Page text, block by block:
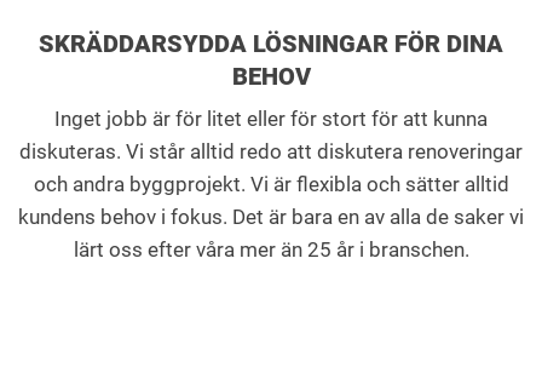
SKRÄDDARSYDDA LÖSNINGAR FÖR DINA
BEHOV
Inget jobb är för litet eller för stort för att kunna
diskuteras. Vi står alltid redo att diskutera renoveringar
och andra byggprojekt. Vi är flexibla och sätter alltid
kundens behov i fokus. Det är bara en av alla de saker vi
lärt oss efter våra mer än 25 år i branschen.